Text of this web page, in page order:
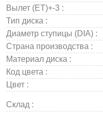
Вылет (ET)+-3 :
Тип диска :
Диаметр ступицы (DIA) :
Страна производства :
Материал диска :
Код цвета :
Цвет :
Склад :